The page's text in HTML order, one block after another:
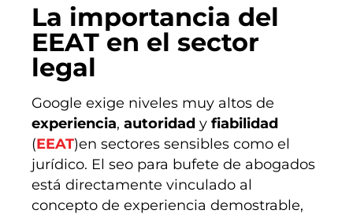
La importancia del
EEAT en el sector
legal
Google exige niveles muy altos de
experiencia, autoridad y fiabilidad
(EEAT)en sectores sensibles como el
jurídico. El seo para bufete de abogados
está directamente vinculado al
concepto de experiencia demostrable,